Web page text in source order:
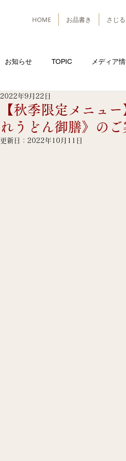
HOME お品書き さじ
お知らせ TOPIC メディア
【秋季限定メニュ
れうどん御膳》のご
2022年9月22日
更新日： 2022年10月11日